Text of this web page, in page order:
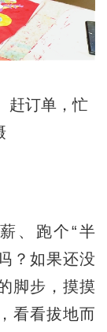
赶订单，忙
、跑个“半
？如果还没
脚步，摸摸
看看拔地而